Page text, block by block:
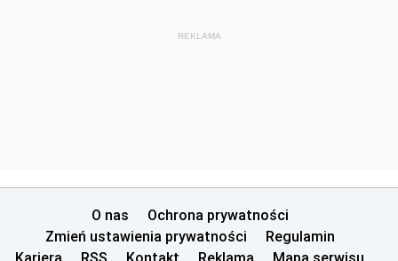
REKLAMA
O nas
Ochrona prywatności
Zmień ustawienia prywatności
Regulamin
Kariera
RSS Kontakt Reklama Mapa serwisu